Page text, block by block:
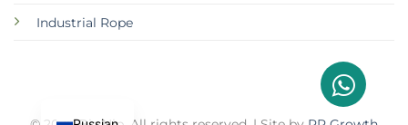
Industrial Rope